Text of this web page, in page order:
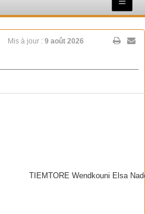
Mis à jour : 9 août 2026
TIEMTORE Wendkouni Elsa